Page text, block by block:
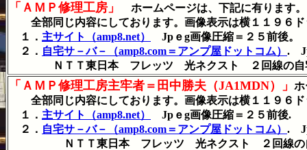
「ＡＭＰ修理工房」
ホームページは、下記に有ります。
全部同じ内容にしております。画像表示は横１１９６ド
１． 主サイト（amp8.net）
Jpｅg画像圧縮＝２５前後。
２． 自宅サ－バ－（amp8.com＝アンプ屋ドットコム） .
ＮＴＴ東日本 フレッツ 光ネクスト ２回線の自宅
「ＡＭＰ修理工房主牢者＝田中勝夫（JA1MDN）」 ホ
全部同じ内容にしております。画像表示は横１１９６ド
１． 主サイト（amp8.net）
Jpｅg画像圧縮＝２５前後.
２． 自宅サ－バ－（amp8.com＝アンプ屋ドットコム） .
ＮＴＴ東日本 フレッツ 光ネクスト ２回線の自